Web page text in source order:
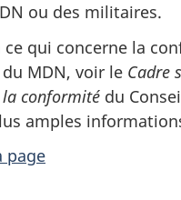
ou des militaires.
ce qui concerne la
MDN, voir le Cadre
conformité du
amples
page